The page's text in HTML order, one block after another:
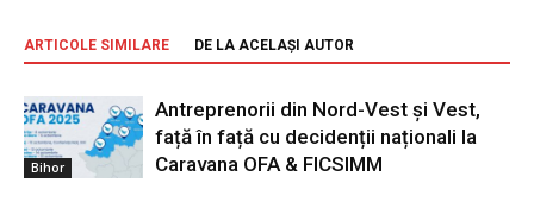
ARTICOLE SIMILARE DE LA ACELAȘI AUTOR
Bihor
Antreprenorii din Nord-Vest și Vest,
față în față cu decidenții naționali la
Caravana OFA & FICSIMM